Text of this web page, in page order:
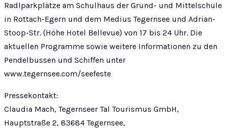
Radlparkplätze am Schulhaus der Grund- und Mittelschule
in Rottach-Egern und dem Medius Tegernsee und Adrian-
Stoop-Str. (Höhe Hotel Bellevue) von 17 bis 24 Uhr. Die
aktuellen Programme sowie weitere Informationen zu den
Pendelbussen und Schiffen unter
www.tegernsee.com/seefeste
Pressekontakt:
Claudia Mach, Tegernseer Tal Tourismus GmbH,
Hauptstraße 2, 83684 Tegernsee,